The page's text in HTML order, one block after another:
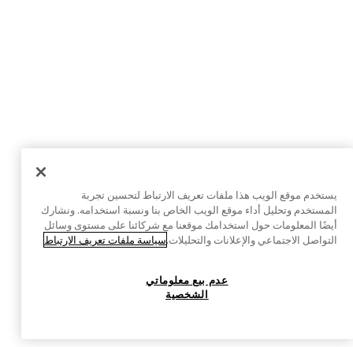
يستخدم موقع الويب هذا ملفات تعريف الارتباط لتحسين تجربة
المستخدم وتحليل أداء موقع الويب الخاص بنا ونسبة استخدامه. ونشارك
أيضًا المعلومات حول استخدامك موقعنا مع شركائنا على مستوى وسائل
التواصل الاجتماعي والإعلانات والتحليلات.سياسة ملفات تعريف الارتباط
عدم بيع معلوماتي
الشخصية